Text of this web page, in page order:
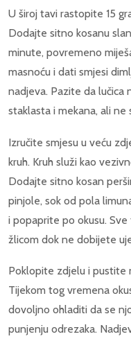
U široj tavi rastopite 15
Dodajte sitno kosanu
minute, povremeno
masnoću i dati smjesi
nadjeva. Pazite da
staklasta i mekana, ali ne
Izručite smjesu u veću
kruh. Kruh služi kao
Dodajte sitno kosan
pinjole, sok od pola
i popaprite po okusu.
žlicom dok ne dobijete
Poklopite zdjelu i pustite
Tijekom tog vremena
dovoljno ohladiti da se
punjenju odrezaka.